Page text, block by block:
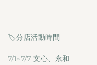
🏷️分店活動時間
7/1~7/7 文心、永和